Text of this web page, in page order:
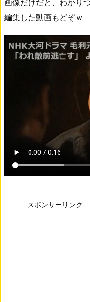
画像だけだと、わかり
編集した動画もどぞｗ
スポンサーリンク